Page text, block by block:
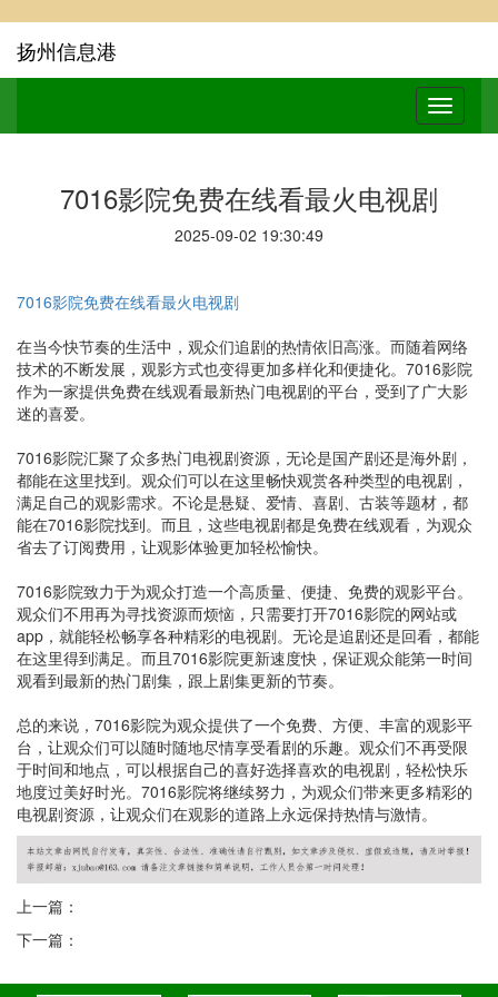
扬州信息港
7016影院免费在线看最火电视剧
2025-09-02 19:30:49
7016影院免费在线看最火电视剧
在当今快节奏的生活中，观众们追剧的热情依旧高涨。而随着网络
技术的不断发展，观影方式也变得更加多样化和便捷化。7016影院
作为一家提供免费在线观看最新热门电视剧的平台，受到了广大影
迷的喜爱。
7016影院汇聚了众多热门电视剧资源，无论是国产剧还是海外剧，
都能在这里找到。观众们可以在这里畅快观赏各种类型的电视剧，
满足自己的观影需求。不论是悬疑、爱情、喜剧、古装等题材，都
能在7016影院找到。而且，这些电视剧都是免费在线观看，为观众
省去了订阅费用，让观影体验更加轻松愉快。
7016影院致力于为观众打造一个高质量、便捷、免费的观影平台。
观众们不用再为寻找资源而烦恼，只需要打开7016影院的网站或
app，就能轻松畅享各种精彩的电视剧。无论是追剧还是回看，都能
在这里得到满足。而且7016影院更新速度快，保证观众能第一时间
观看到最新的热门剧集，跟上剧集更新的节奏。
总的来说，7016影院为观众提供了一个免费、方便、丰富的观影平
台，让观众们可以随时随地尽情享受看剧的乐趣。观众们不再受限
于时间和地点，可以根据自己的喜好选择喜欢的电视剧，轻松快乐
地度过美好时光。7016影院将继续努力，为观众们带来更多精彩的
电视剧资源，让观众们在观影的道路上永远保持热情与激情。
上一篇：
下一篇：